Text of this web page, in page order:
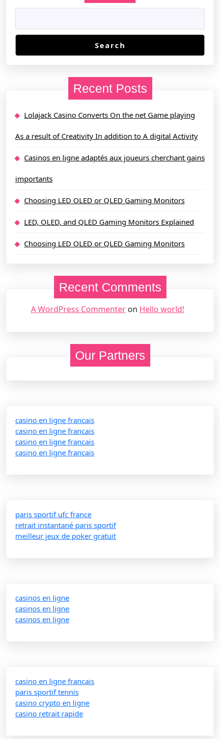
Search
Recent Posts
Lolajack Casino Converts On the net Game playing
As a result of Creativity In addition to A digital Activity
Casinos en ligne adaptés aux joueurs cherchant gains
importants
Choosing LED OLED or QLED Gaming Monitors
LED, OLED, and QLED Gaming Monitors Explained
Choosing LED OLED or QLED Gaming Monitors
Recent Comments
A WordPress Commenter on Hello world!
Our Partners
casino en ligne francais
casino en ligne francais
casino en ligne francais
casino en ligne francais
paris sportif ufc france
retrait instantané paris sportif
meilleur jeux de poker gratuit
casinos en ligne
casinos en ligne
casinos en ligne
casino en ligne francais
paris sportif tennis
casino crypto en ligne
casino retrait rapide